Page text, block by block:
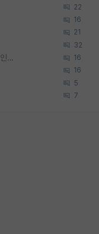
22
16
21
32
박사진학하기에 2억은 괜찮은 (?) 정도의 경제력인가요 16
16
5
7